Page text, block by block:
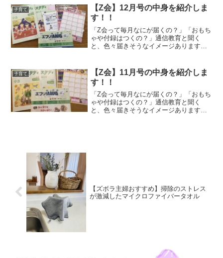
だ扇風機はだしっぱなし。リビングに
は、扇風機とストーブが両方置...
子育て
【Z会】12月号の中身を紹介しま
す！！
「Z会って毎月なにが届くの？」「おもち
ゃや付録はつくの？」通信教育と聞く
と、色々届きそうなイメージありますよ
号のZ会の中身を紹介します。12月号で届
いたもの・エブリ...
子育て
【Z会】11月号の中身を紹介しま
す！！
「Z会って毎月なにが届くの？」「おもち
ゃや付録はつくの？」通信教育と聞く
と、色々届きそうなイメージありますよ
【ズボラ主婦おすすめ】掃除のストレス
が激減したマイクロファイバータオル